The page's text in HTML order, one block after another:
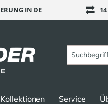
IN DE
Kollektionen Service